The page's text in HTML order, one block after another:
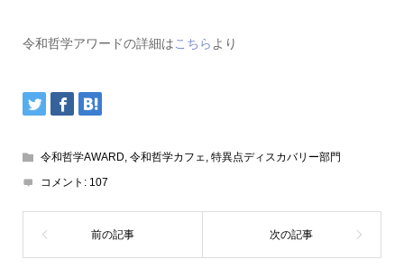
令和哲学アワードの詳細はこちら より
令和哲学AWARD 令和哲学カフェ 特異点ディスカバリー部門
コメント: 107